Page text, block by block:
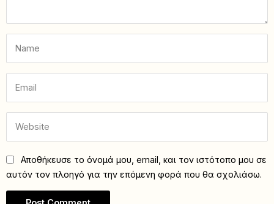
Αποθήκευσε το όνομά μου, email, και τον ιστότοπο μου σε
αυτόν τον πλοηγό για την επόμενη φορά που θα σχολιάσω.